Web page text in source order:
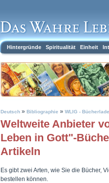
Hintergründe Spiritualität Einheit
Deutsch » Bibliographie » WLIG -
Weltweite Anbieter
Leben in Gott"-
Artikeln
Es gibt zwei Arten, wie Sie die Bücher,
bestellen können.